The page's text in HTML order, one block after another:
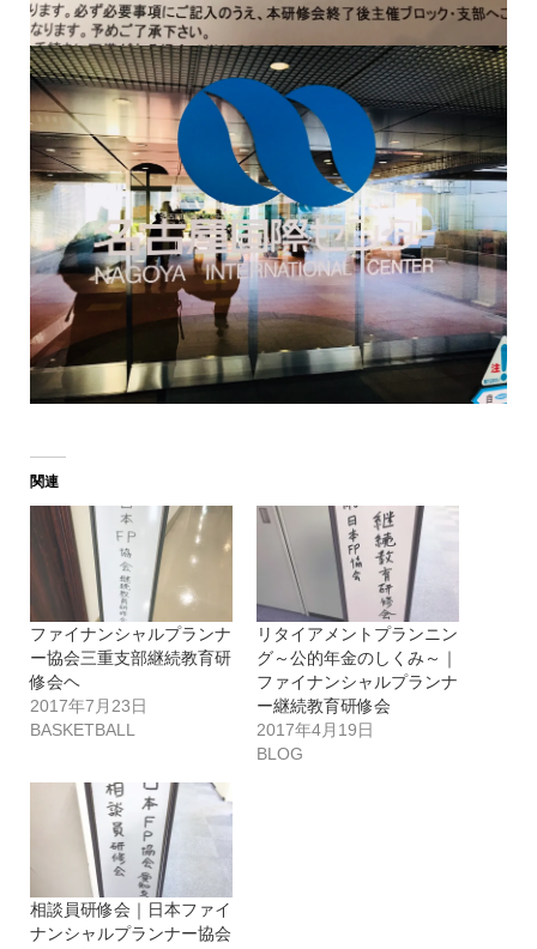
関連
ファイナンシャルプランナ
ー協会三重支部継続教育研
修会ヘ
2017年7月23日
BASKETBALL
リタイアメントプランニン
グ～公的年金のしくみ～｜
ファイナンシャルプランナ
ー継続教育研修会
2017年4月19日
BLOG
相談員研修会｜日本ファイ
ナンシャルプランナー協会